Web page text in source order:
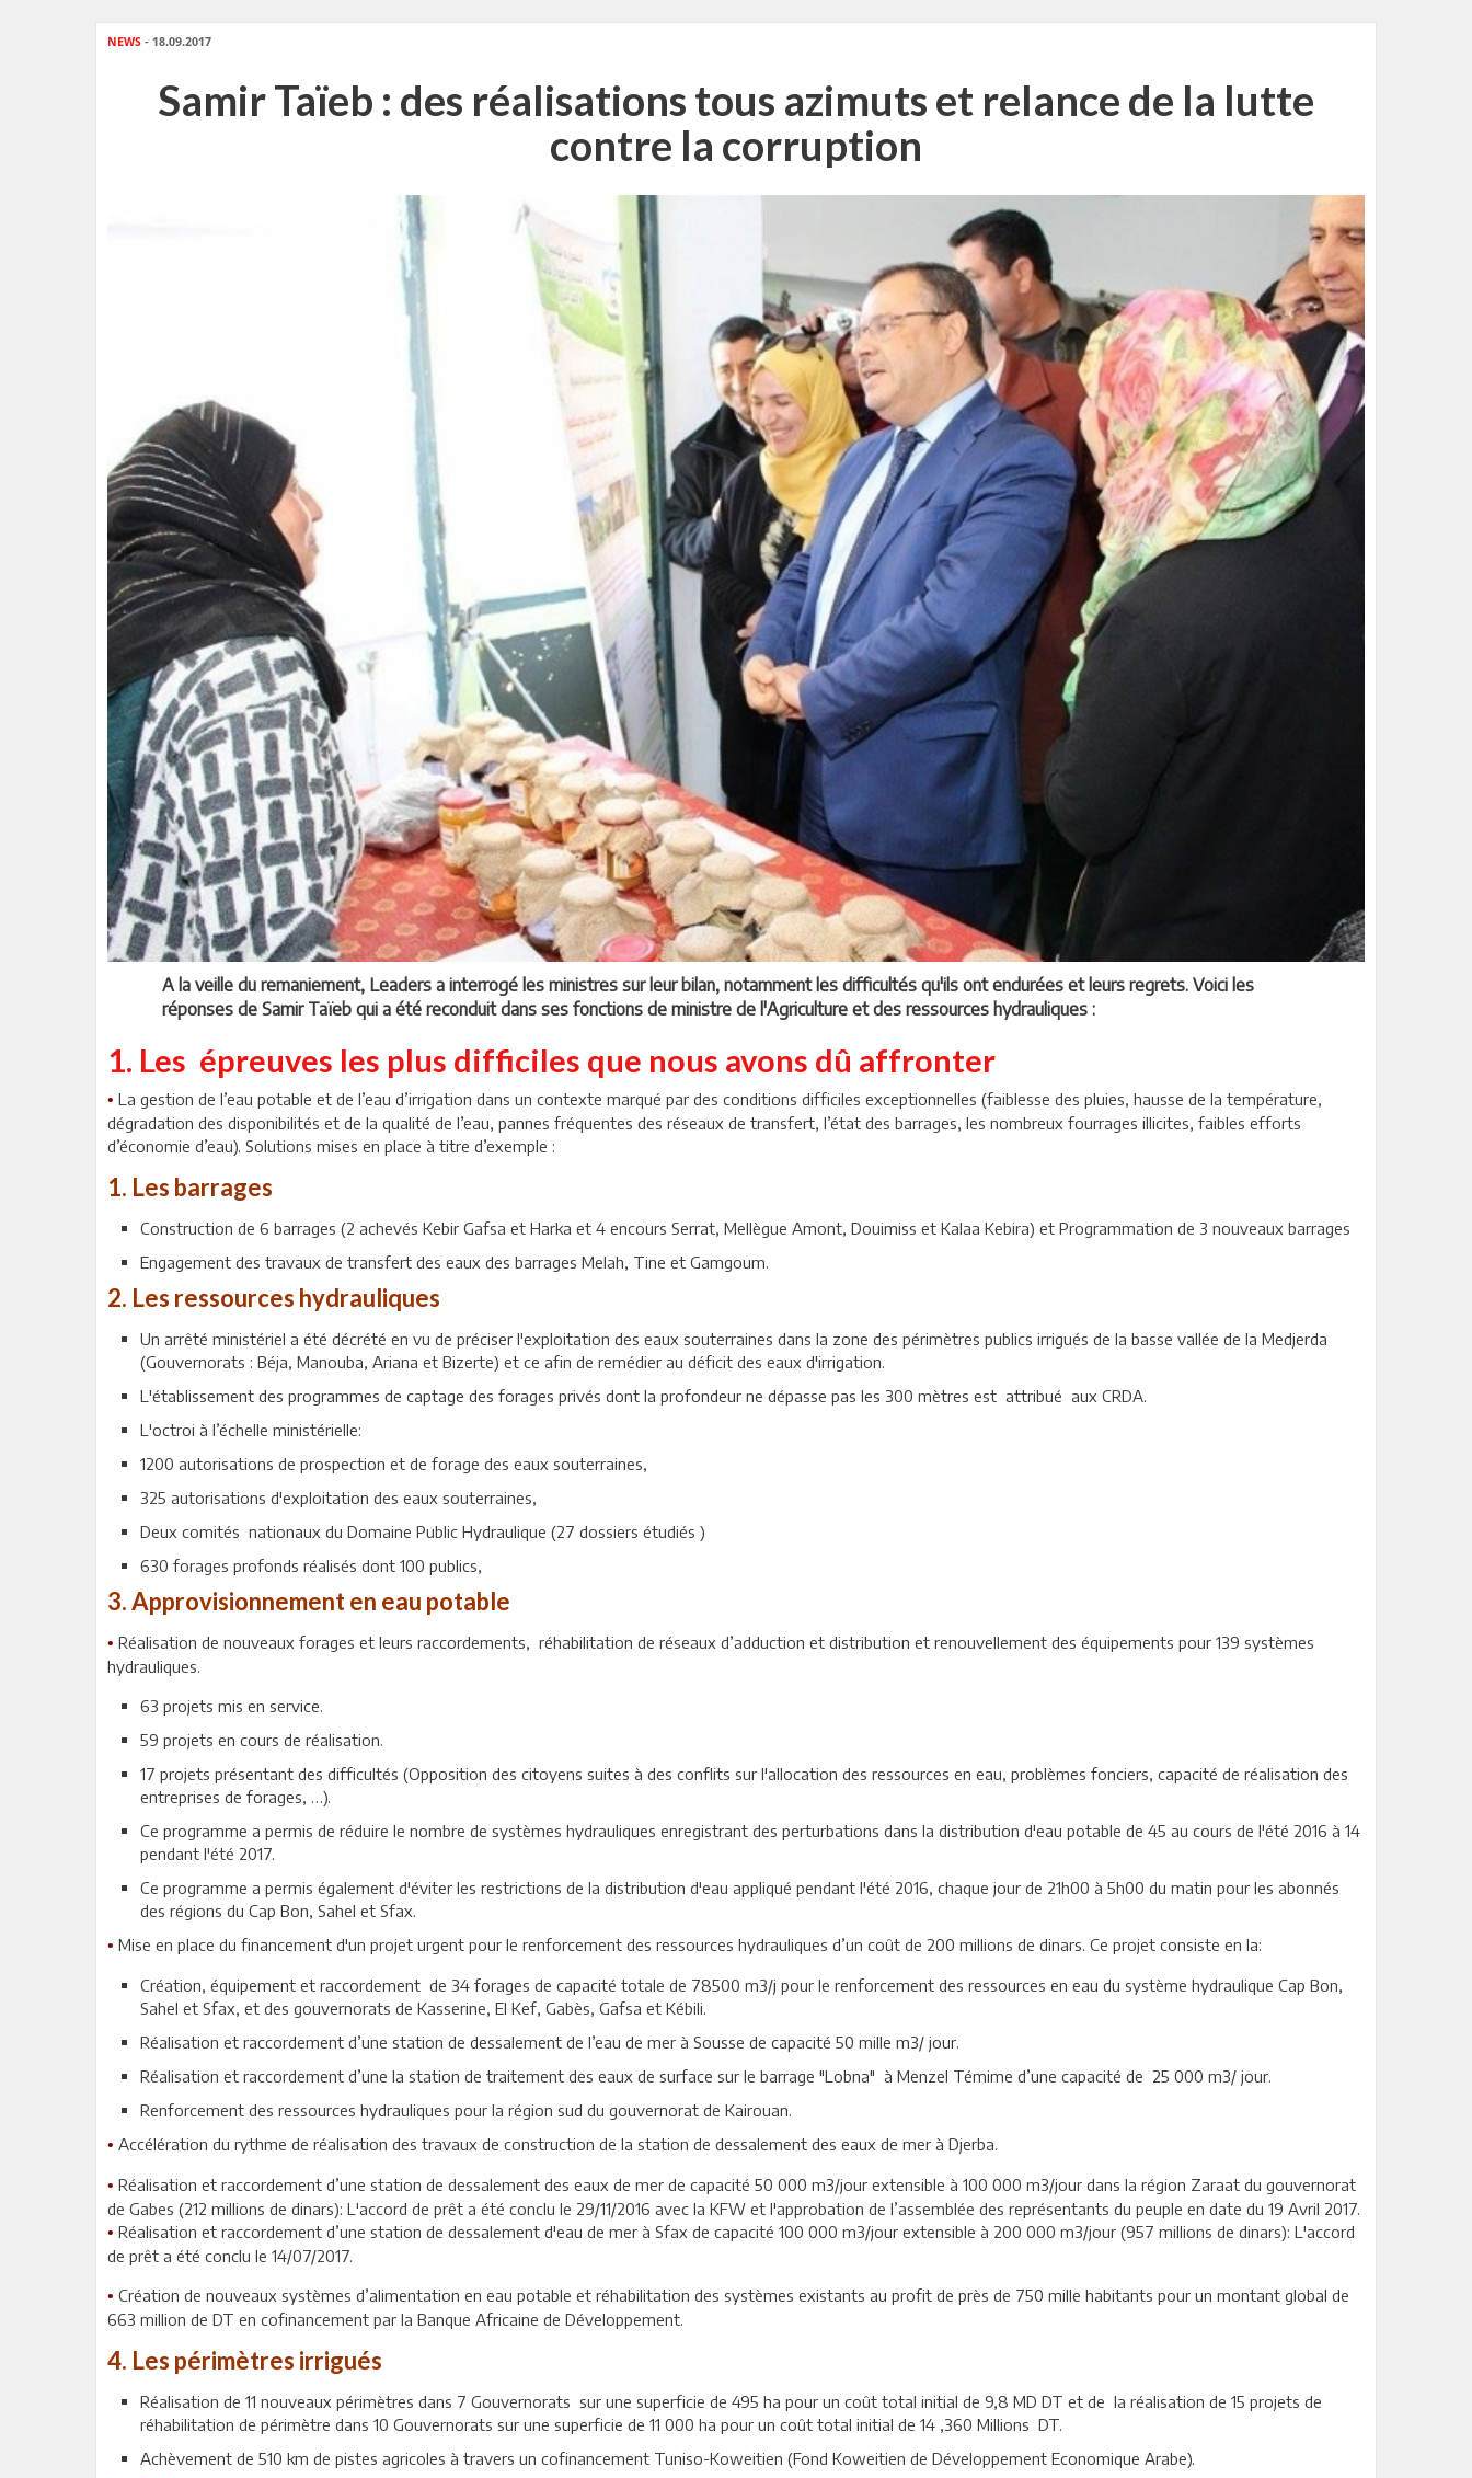
NEWS - 18.09.2017
Samir Taïeb : des réalisations tous azimuts et relance de la lutte
contre la corruption
A la veille du remaniement, Leaders a interrogé les ministres sur leur bilan, notamment les difficultés qu'ils ont endurées et leurs regrets. Voici les
réponses de Samir Taïeb qui a été reconduit dans ses fonctions de ministre de l'Agriculture et des ressources hydrauliques :
1. Les épreuves les plus difficiles que nous avons dû affronter
• La gestion de l’eau potable et de l’eau d’irrigation dans un contexte marqué par des conditions difficiles exceptionnelles (faiblesse des pluies, hausse de la température,
dégradation des disponibilités et de la qualité de l’eau, pannes fréquentes des réseaux de transfert, l’état des barrages, les nombreux fourrages illicites, faibles efforts
d’économie d’eau). Solutions mises en place à titre d’exemple :
1. Les barrages
Construction de 6 barrages (2 achevés Kebir Gafsa et Harka et 4 encours Serrat, Mellègue Amont, Douimiss et Kalaa Kebira) et Programmation de 3 nouveaux barrages
Engagement des travaux de transfert des eaux des barrages Melah, Tine et Gamgoum.
2. Les ressources hydrauliques
Un arrêté ministériel a été décrété en vu de préciser l'exploitation des eaux souterraines dans la zone des périmètres publics irrigués de la basse vallée de la Medjerda
(Gouvernorats : Béja, Manouba, Ariana et Bizerte) et ce afin de remédier au déficit des eaux d'irrigation.
L'établissement des programmes de captage des forages privés dont la profondeur ne dépasse pas les 300 mètres est attribué aux CRDA.
L'octroi à l’échelle ministérielle:
1200 autorisations de prospection et de forage des eaux souterraines,
325 autorisations d'exploitation des eaux souterraines,
Deux comités nationaux du Domaine Public Hydraulique (27 dossiers étudiés )
630 forages profonds réalisés dont 100 publics,
3. Approvisionnement en eau potable
• Réalisation de nouveaux forages et leurs raccordements, réhabilitation de réseaux d’adduction et distribution et renouvellement des équipements pour 139 systèmes
hydrauliques.
63 projets mis en service.
59 projets en cours de réalisation.
17 projets présentant des difficultés (Opposition des citoyens suites à des conflits sur l'allocation des ressources en eau, problèmes fonciers, capacité de réalisation des
entreprises de forages, …).
Ce programme a permis de réduire le nombre de systèmes hydrauliques enregistrant des perturbations dans la distribution d'eau potable de 45 au cours de l'été 2016 à 14
pendant l'été 2017.
Ce programme a permis également d'éviter les restrictions de la distribution d'eau appliqué pendant l'été 2016, chaque jour de 21h00 à 5h00 du matin pour les abonnés
des régions du Cap Bon, Sahel et Sfax.
• Mise en place du financement d'un projet urgent pour le renforcement des ressources hydrauliques d’un coût de 200 millions de dinars. Ce projet consiste en la:
Création, équipement et raccordement de 34 forages de capacité totale de 78500 m3/j pour le renforcement des ressources en eau du système hydraulique Cap Bon,
Sahel et Sfax, et des gouvernorats de Kasserine, El Kef, Gabès, Gafsa et Kébili.
Réalisation et raccordement d’une station de dessalement de l’eau de mer à Sousse de capacité 50 mille m3/ jour.
Réalisation et raccordement d’une la station de traitement des eaux de surface sur le barrage "Lobna" à Menzel Témime d’une capacité de 25 000 m3/ jour.
Renforcement des ressources hydrauliques pour la région sud du gouvernorat de Kairouan.
• Accélération du rythme de réalisation des travaux de construction de la station de dessalement des eaux de mer à Djerba.
• Réalisation et raccordement d’une station de dessalement des eaux de mer de capacité 50 000 m3/jour extensible à 100 000 m3/jour dans la région Zaraat du gouvernorat
de Gabes (212 millions de dinars): L'accord de prêt a été conclu le 29/11/2016 avec la KFW et l'approbation de l’assemblée des représentants du peuple en date du 19 Avril 2017.
• Réalisation et raccordement d’une station de dessalement d'eau de mer à Sfax de capacité 100 000 m3/jour extensible à 200 000 m3/jour (957 millions de dinars): L'accord
de prêt a été conclu le 14/07/2017.
• Création de nouveaux systèmes d’alimentation en eau potable et réhabilitation des systèmes existants au profit de près de 750 mille habitants pour un montant global de
663 million de DT en cofinancement par la Banque Africaine de Développement.
4. Les périmètres irrigués
Réalisation de 11 nouveaux périmètres dans 7 Gouvernorats sur une superficie de 495 ha pour un coût total initial de 9,8 MD DT et de la réalisation de 15 projets de
réhabilitation de périmètre dans 10 Gouvernorats sur une superficie de 11 000 ha pour un coût total initial de 14 ,360 Millions DT.
Achèvement de 510 km de pistes agricoles à travers un cofinancement Tuniso-Koweitien (Fond Koweitien de Développement Economique Arabe).